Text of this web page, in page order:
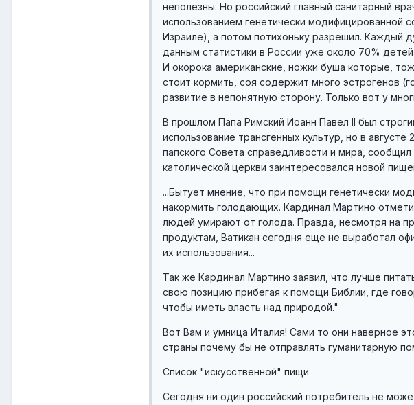
неполезны. Но российский главный санитарный
использованием генетически модифицированной
Израиле), а потом потихоньку разрешил. Каждый
данным статистики в России уже около 70%
И окорока американские, ножки буша которые,
стоит кормить, соя содержит много эстрогенов
развитие в непонятную сторону. Только вот у
В прошлом Папа Римский Иоанн Павел II был
использование трансгенных культур, но в
папского Совета справедливости и мира, сообщил
католической церкви заинтересовался новой
...Бытует мнение, что при помощи генетически
накормить голодающих. Кардинал Мартино
людей умирают от голода. Правда, несмотря на
продуктам, Ватикан сегодня еще не выработал
их использования...
Так же Кардинал Мартино заявил, что лучше
свою позицию прибегая к помощи Библии, где
чтобы иметь власть над природой."
Вот Вам и умница Италия! Сами то они наверное
страны почему бы не отправлять гуманитарную
Список "искусственной" пищи
Сегодня ни один российский потребитель не